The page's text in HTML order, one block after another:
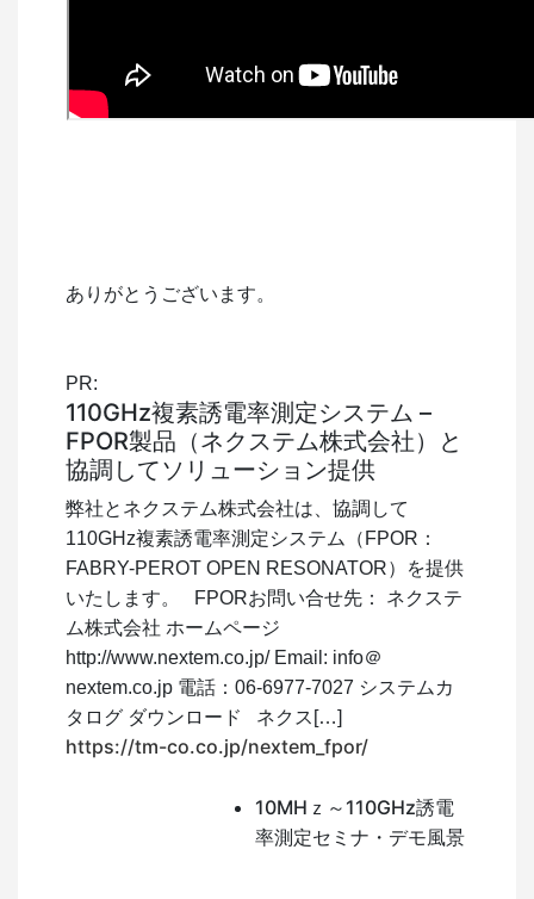
ありがとうございます。
PR:
110GHz複素誘電率測定システム –
FPOR製品（ネクステム株式会社）と
協調してソリューション提供
弊社とネクステム株式会社は、協調して
110GHz複素誘電率測定システム（FPOR：
FABRY-PEROT OPEN RESONATOR）を提供
いたします。 FPORお問い合せ先： ネクステ
ム株式会社 ホームページ
http://www.nextem.co.jp/ Email: info＠
nextem.co.jp 電話：06-6977-7027 システムカ
タログ ダウンロード ネクス[…]
https://tm-co.co.jp/nextem_fpor/
10MHｚ～110GHz誘電
率測定セミナ・デモ風景